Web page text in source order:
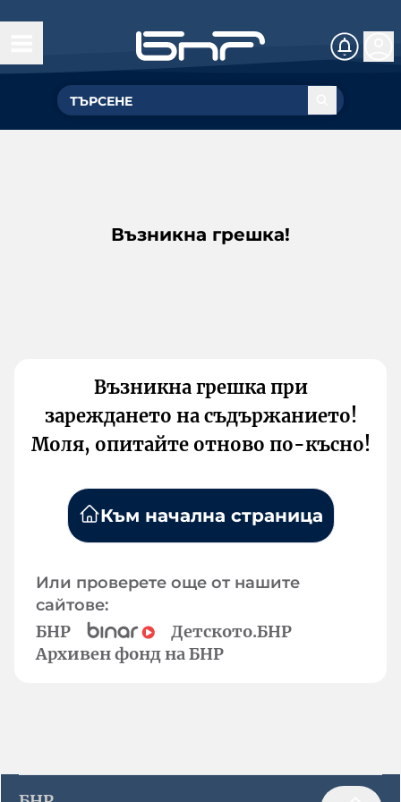
Възникна грешка!
Възникна грешка при
зареждането на съдържанието!
Моля, опитайте отново по-късно!
Към начална страница
Или проверете още от нашите
сайтове:
БНР
Детското.БНР
Архивен фонд на БНР